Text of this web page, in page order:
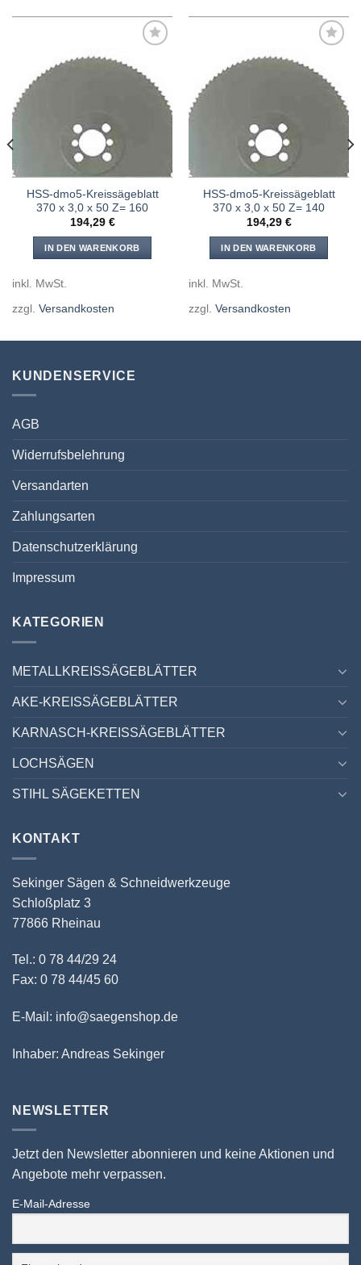
Meine
HSS-dmo5-Kreissägeblatt
370 x 3,0 x 50 Z= 160
194,29 €
IN DEN WARENKORB
inkl. MwSt.
zzgl. Versandkosten
Meine
HSS-dmo5-Kreissägeblatt
370 x 3,0 x 50 Z= 140
194,29 €
IN DEN WARENKORB
inkl. MwSt.
zzgl. Versandkosten
KUNDENSERVICE
AGB
Widerrufsbelehrung
Versandarten
Zahlungsarten
Datenschutzerklärung
Impressum
KATEGORIEN
METALLKREISSÄGEBLÄTTER
AKE-KREISSÄGEBLÄTTER
KARNASCH-KREISSÄGEBLÄTTER
LOCHSÄGEN
STIHL SÄGEKETTEN
KONTAKT
Sekinger Sägen & Schneidwerkzeuge
Schloßplatz 3
77866 Rheinau
Tel.: 0 78 44/29 24
Fax: 0 78 44/45 60
E-Mail: info@saegenshop.de
Inhaber: Andreas Sekinger
NEWSLETTER
Jetzt den Newsletter abonnieren und keine Aktionen und
Angebote mehr verpassen.
E-Mail-Adresse